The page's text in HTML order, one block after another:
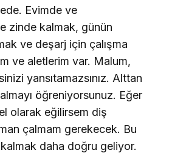
Evimde ve
zinde kalmak, günün
ve deşarj için çalışma
ve aletlerim var. Malum,
yansıtamazsınız. Alttan
öğreniyorsunuz. Eğer
olarak eğilirsem diş
çalmam gerekecek. Bu
daha doğru geliyor.